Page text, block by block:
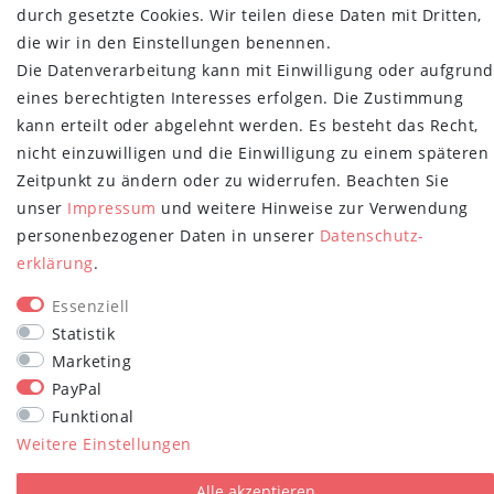
NEWSLETTER
E-MAIL **
Newsletter
Honig
Hiermit bestätige ich, dass ich dieDaten­schutz­erklärunggelesen habe.
Meine Einwilligung kann ich jederzeit widerrufen.**
Abonnieren
** Hierbei handelt es sich um ein Pflichtfeld.
durch gesetzte Cookies. Wir teilen diese Daten mit Dritten,
die wir in den Einstellungen benennen.
Die Datenverarbeitung kann mit Einwilligung oder aufgrund
eines berechtigten Interesses erfolgen. Die Zustimmung
kann erteilt oder abgelehnt werden. Es besteht das Recht,
nicht einzuwilligen und die Einwilligung zu einem späteren
Zeitpunkt zu ändern oder zu widerrufen. Beachten Sie
unser Impressum und weitere Hinweise zur Verwendung
personenbezogener Daten in unserer Daten­schutz­
erklärung.
Essenziell
Statistik
Marketing
PayPal
Funktional
Weitere Einstellungen
plentymarkets Template von